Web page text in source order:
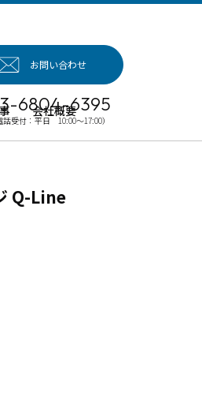
会社概要
お問い合わせ
6804-6395
話受付：平日 10:00～17:00）
Q-Line